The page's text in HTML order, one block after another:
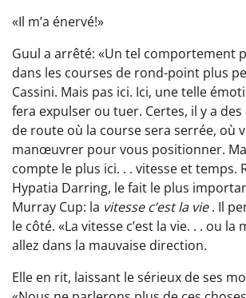
«Il m’a énervé!»
Guul a arrêté: «Un tel comportement
dans les courses de rond-point plus
Cassini. Mais pas ici. Ici, une telle
fera expulser ou tuer. Certes, il y a
de route où la course sera serrée, où
manœuvrer pour vous positionner.
compte le plus ici. . . vitesse et temps.
Hypatia Darring, le fait le plus
Murray Cup: la vitesse c’est la vie. Il
le côté. «La vitesse c’est la vie. . . ou la
allez dans la mauvaise direction.
Elle en rit, laissant le sérieux de ses